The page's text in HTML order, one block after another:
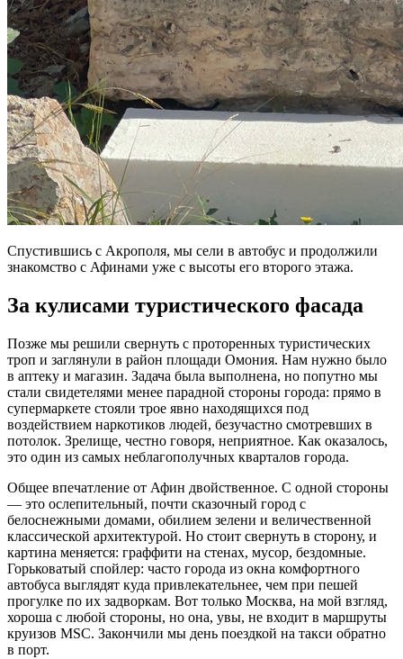
Спустившись с Акрополя, мы сели в автобус и продолжили
знакомство с Афинами уже с высоты его второго этажа.
За кулисами туристического фасада
Позже мы решили свернуть с проторенных туристических
троп и заглянули в район площади Омония. Нам нужно было
в аптеку и магазин. Задача была выполнена, но попутно мы
стали свидетелями менее парадной стороны города: прямо в
супермаркете стояли трое явно находящихся под
воздействием наркотиков людей, безучастно смотревших в
потолок. Зрелище, честно говоря, неприятное. Как оказалось,
это один из самых неблагополучных кварталов города.
Общее впечатление от Афин двойственное. С одной стороны
— это ослепительный, почти сказочный город с
белоснежными домами, обилием зелени и величественной
классической архитектурой. Но стоит свернуть в сторону, и
картина меняется: граффити на стенах, мусор, бездомные.
Горьковатый спойлер: часто города из окна комфортного
автобуса выглядят куда привлекательнее, чем при пешей
прогулке по их задворкам. Вот только Москва, на мой взгляд,
хороша с любой стороны, но она, увы, не входит в маршруты
круизов MSC. Закончили мы день поездкой на такси обратно
в порт.